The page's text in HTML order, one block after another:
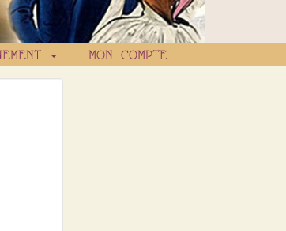
MON COMPTE